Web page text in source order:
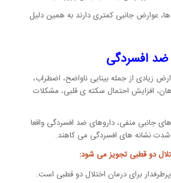
در بین این داروها، SSRIها، عوارض جانبی کمتری دارند به همین دلیل
افسردگی
زیادی از جمله بینایی ناواضح، اضطراب،
افزایش احتمال سکته ی قلبی، مشکلات
جانبی منفی، داروهای ضد افسردگی واقعا
شدت نشانه های افسردگی می کاهند.
دو قطبی تجویز می شود:
برای درمان اختلال دو قطبی است.